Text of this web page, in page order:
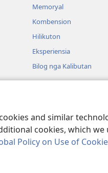
and similar
cookies, which
Policy on Use of
Memoryal
Kombension
Hilikuton
Eksperiensia
Bilog nga Kalibutan
of Pennsylvania.